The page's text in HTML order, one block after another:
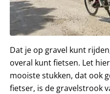
Dat je op gravel kunt
overal kunt fietsen. Let
mooiste stukken, dat ook
fietser, is de gravelstrook